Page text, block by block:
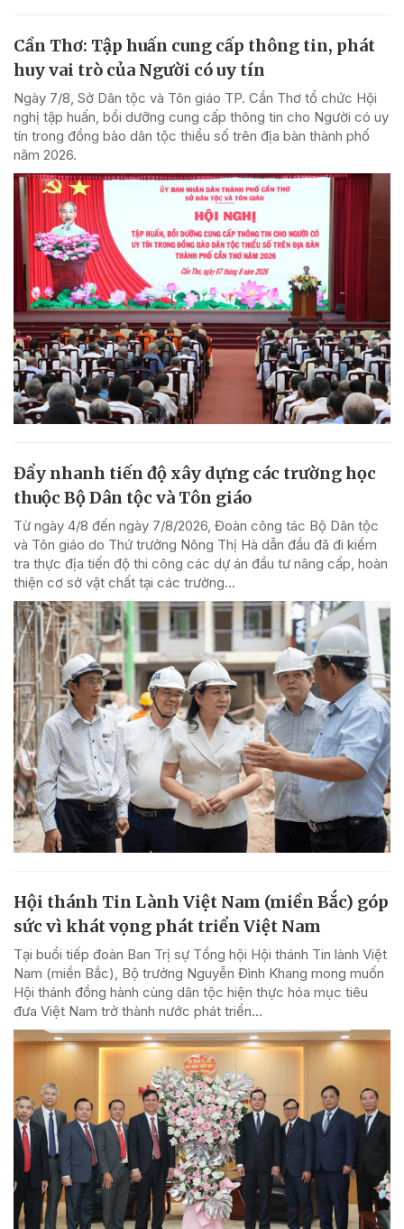
Cần Thơ: Tập huấn cung cấp thông tin, phát
huy vai trò của Người có uy tín
Ngày 7/8, Sở Dân tộc và Tôn giáo TP. Cần Thơ tổ chức Hội
nghị tập huấn, bồi dưỡng cung cấp thông tin cho Người có uy
tín trong đồng bào dân tộc thiểu số trên địa bàn thành phố
năm 2026.
Đẩy nhanh tiến độ xây dựng các trường học
thuộc Bộ Dân tộc và Tôn giáo
Từ ngày 4/8 đến ngày 7/8/2026, Đoàn công tác Bộ Dân tộc
và Tôn giáo do Thứ trưởng Nông Thị Hà dẫn đầu đã đi kiểm
tra thực địa tiến độ thi công các dự án đầu tư nâng cấp, hoàn
thiện cơ sở vật chất tại các trường...
Hội thánh Tin Lành Việt Nam (miền Bắc) góp
sức vì khát vọng phát triển Việt Nam
Tại buổi tiếp đoàn Ban Trị sự Tổng hội Hội thánh Tin lành Việt
Nam (miền Bắc), Bộ trưởng Nguyễn Đình Khang mong muốn
Hội thánh đồng hành cùng dân tộc hiện thực hóa mục tiêu
đưa Việt Nam trở thành nước phát triển...